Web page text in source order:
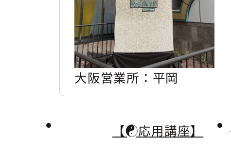
大阪営業所：平岡
【☯応用講座】